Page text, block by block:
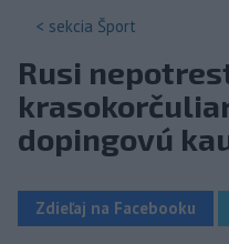
< sekcia Šport
Rusi
dopingovú
Zdieľaj na Facebooku